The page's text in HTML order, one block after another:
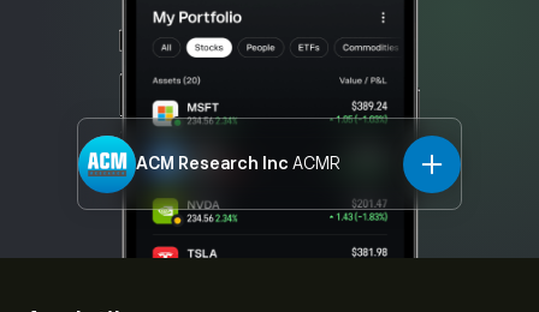
ACM Research Inc ACMR